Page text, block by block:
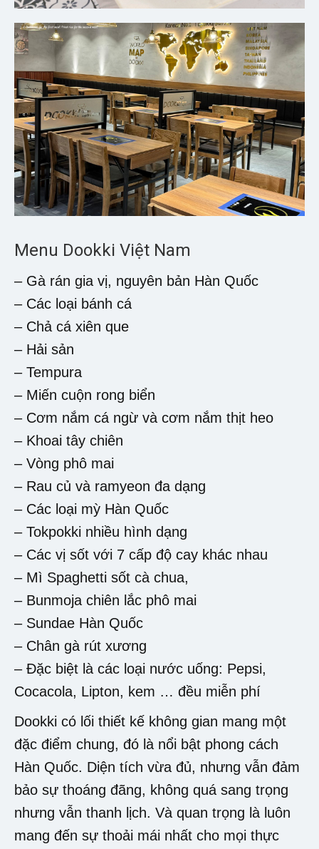
Menu Dookki Việt Nam
– Gà rán gia vị, nguyên bản Hàn Quốc
– Các loại bánh cá
– Chả cá xiên que
– Hải sản
– Tempura
– Miến cuộn rong biển
– Cơm nắm cá ngừ và cơm nắm thịt heo
– Khoai tây chiên
– Vòng phô mai
– Rau củ và ramyeon đa dạng
– Các loại mỳ Hàn Quốc
– Tokpokki nhiều hình dạng
– Các vị sốt với 7 cấp độ cay khác nhau
– Mì Spaghetti sốt cà chua,
– Bunmoja chiên lắc phô mai
– Sundae Hàn Quốc
– Chân gà rút xương
– Đặc biệt là các loại nước uống: Pepsi,
Cocacola, Lipton, kem … đều miễn phí
Dookki có lối thiết kế không gian mang một
đặc điểm chung, đó là nổi bật phong cách
Hàn Quốc. Diện tích vừa đủ, nhưng vẫn đảm
bảo sự thoáng đãng, không quá sang trọng
nhưng vẫn thanh lịch. Và quan trọng là luôn
mang đến sự thoải mái nhất cho mọi thực